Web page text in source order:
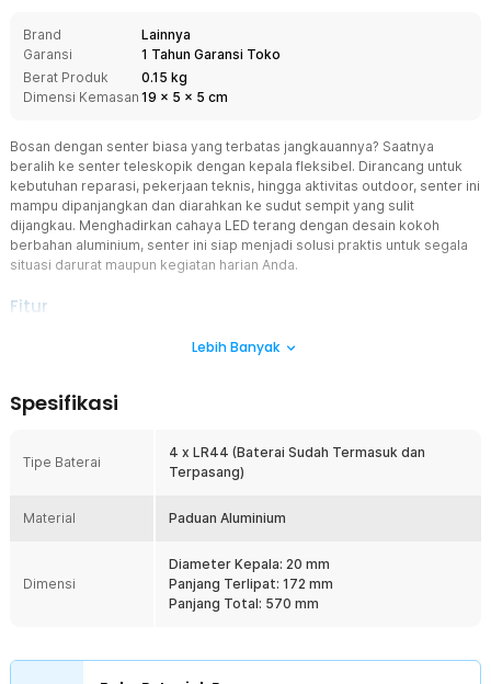
Brand
Lainnya
Garansi
1 Tahun Garansi Toko
Berat Produk
0.15 kg
Dimensi Kemasan 19 x 5 x 5 cm
Bosan dengan senter biasa yang terbatas jangkauannya? Saatnya
beralih ke senter teleskopik dengan kepala fleksibel. Dirancang untuk
kebutuhan reparasi, pekerjaan teknis, hingga aktivitas outdoor, senter ini
mampu dipanjangkan dan diarahkan ke sudut sempit yang sulit
dijangkau. Menghadirkan cahaya LED terang dengan desain kokoh
berbahan aluminium, senter ini siap menjadi solusi praktis untuk segala
situasi darurat maupun kegiatan harian Anda.
Fitur
Kepala Fleksibel dan Teleskopik
celah sempit. Leher fleksibel yang bisa diputar 360° memudahkan
Cahaya Terang dan Fokus
Dibekali tiga chip LED pada kepala senter, pencahayaannya lebih
malam hari, perbaikan darurat, hingga saat listrik padam di rumah.
Menggunakan empat baterai kancing LR44 yang mudah didapat di
toko jam atau elektronik. Konsumsi dayanya hemat, sehingga
senter dapat digunakan dalam durasi lebih lama tanpa perlu sering
Bahan Berkualitas
Lebih Banyak
Spesifikasi
Tipe Baterai
4 x LR44 (Baterai Sudah Termasuk dan
Terpasang)
Material Paduan Aluminium
Dimensi
Diameter Kepala: 20 mm
Panjang Terlipat: 172 mm
Panjang Total: 570 mm